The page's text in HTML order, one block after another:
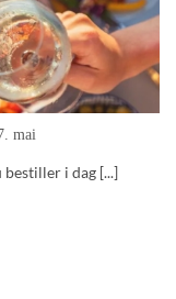
mai
i dag [...]